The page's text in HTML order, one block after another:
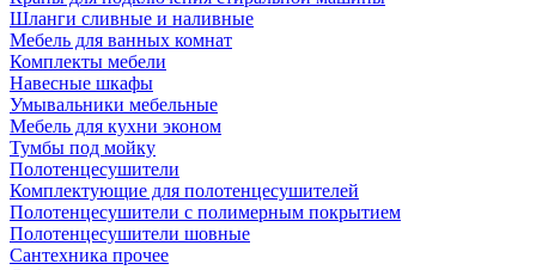
Шланги сливные и наливные
Мебель для ванных комнат
Комплекты мебели
Навесные шкафы
Умывальники мебельные
Мебель для кухни эконом
Тумбы под мойку
Полотенцесушители
Комплектующие для полотенцесушителей
Полотенцесушители с полимерным покрытием
Полотенцесушители шовные
Сантехника прочее